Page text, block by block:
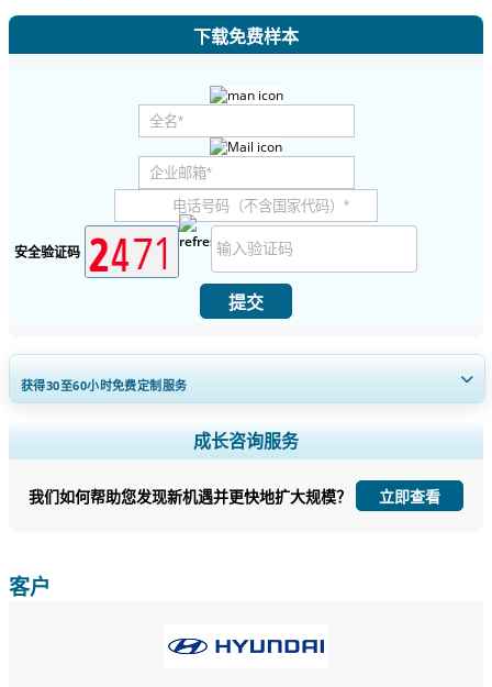
下载免费样本
安全验证码
提交
获得30至60小时免费定制服务
扩大区域和国家覆盖范围， 细分市场分析， 公司简介， 竞争基准分析，
以及最终用户洞察。
立即定制
成长咨询服务
我们如何帮助您发现新机遇并更快地扩大规模？ 立即查看
客户